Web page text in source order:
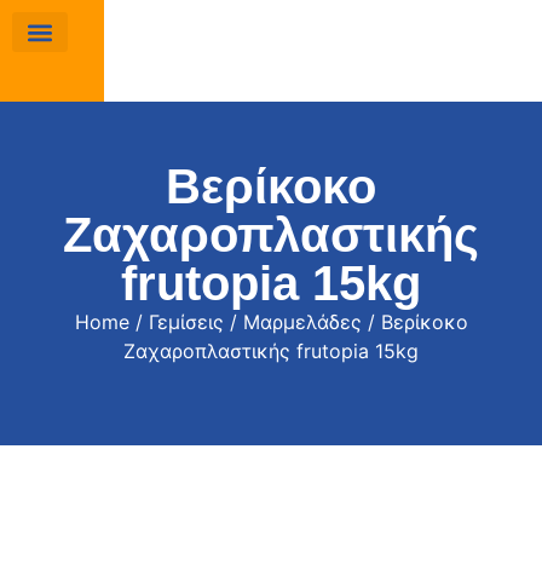
Βερίκοκο
Zαχαροπλαστικής
frutopia 15kg
Home/ Γεμίσεις / Μαρμελάδες / Βερίκοκο
Zαχαροπλαστικής frutopia 15kg